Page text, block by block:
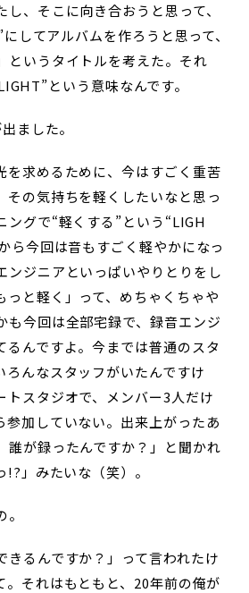
、そこに向き合おうと思って、
してアルバムを作ろうと思って、
というタイトルを考えた。それ
という意味なんです。
ました。
を求めるために、今はすごく重苦
その気持ちを軽くしたいなと思っ
ングで“軽くする”という“LIGH
ら今回は音もすごく軽やかになっ
ンジニアといっぱいやりとりをし
っと軽く」って、めちゃくちゃや
も今回は全部宅録で、録音エンジ
るんですよ。今までは普通のスタ
ろんなスタッフがいたんですけ
トスタジオで、メンバー3人だけ
参加していない。出来上がったあ
誰が録ったんですか？」と聞かれ
」みたいな（笑）。
きるんですか？」って言われたけ
。それはもともと、20年前の俺が